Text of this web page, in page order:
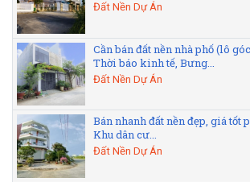
Đất Nền Dự Án
Cần bán đất nền nhà phố (lô
Thời báo kinh tế, Bưng...
Đất Nền Dự Án
Bán nhanh đất nền đẹp, giá tốt
Khu dân cư...
Đất Nền Dự Án